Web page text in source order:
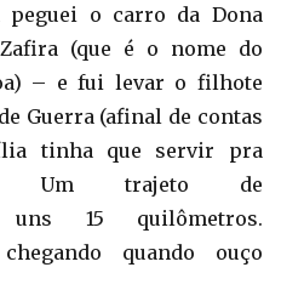
peguei o carro da Dona
(que é o nome do
– e fui levar o filhote
Guerra (afinal de contas
tinha que servir pra
Um trajeto de
uns 15 quilômetros.
quando ouço